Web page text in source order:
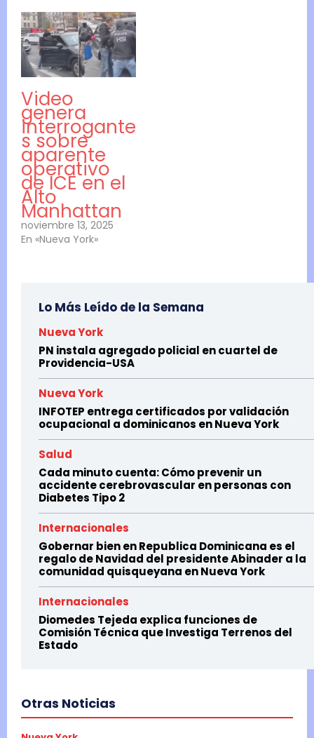
Video
genera
interrogante
s sobre
aparente
operativo
de ICE en el
Alto
Manhattan
noviembre 13, 2025
En «Nueva York»
Lo Más Leído de la Semana
Nueva York
PN instala agregado policial en cuartel de
Providencia-USA
Nueva York
INFOTEP entrega certificados por validación
ocupacional a dominicanos en Nueva York
Salud
Cada minuto cuenta: Cómo prevenir un
accidente cerebrovascular en personas con
Diabetes Tipo 2
Internacionales
Gobernar bien en Republica Dominicana es el
regalo de Navidad del presidente Abinader a la
comunidad quisqueyana en Nueva York
Internacionales
Diomedes Tejeda explica funciones de
Comisión Técnica que Investiga Terrenos del
Estado
Otras Noticias